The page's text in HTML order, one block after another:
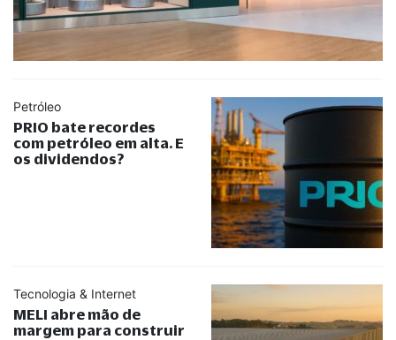
Petróleo
PRIO bate recordes
com petróleo em alta. E
os dividendos?
Tecnologia & Internet
MELI abre mão de
margem para construir